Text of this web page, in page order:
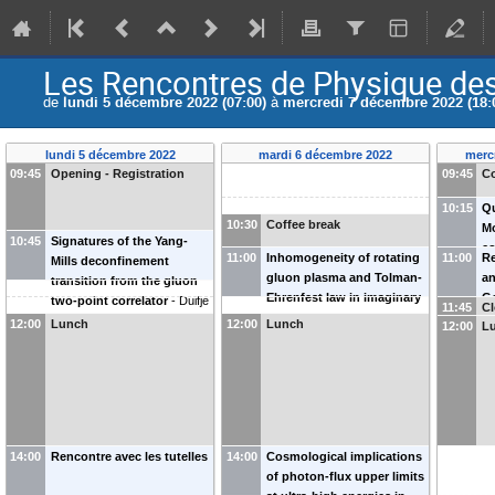
Les Rencontres de Physique
de lundi 5 décembre 2022 (07:00) àmercredi 7 décembre 2022
lundi 5 décembre 2022
09:45
Opening - Registration
10:45
Signatures of the Yang-
Mills deconfinement
transition from the gluon
two-point correlator - Duifje
van Egmond
12:00 Lunch
14:00 Rencontre avec les tutelles
mardi 6 décembre 2022
10:30 Coffee break
11:00
Inhomogeneity of rotating
gluon plasma and Tolman-
Ehrenfest law in imaginary
time - Maxim Chernodub
12:00 Lunch
14:00
Cosmological implications
of photon-flux upper limits
09:45
10:15
11:00
11:45
12:00